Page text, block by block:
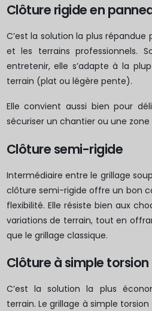
Clôture rigide en
C’est la solution la plus répandue
et les terrains professionnels.
entretenir, elle s’adapte à la
terrain (plat ou légère pente).
Elle convient aussi bien pour
sécuriser un chantier ou une zone
Clôture semi-rigide
Intermédiaire entre le grillage
clôture semi-rigide offre un bon
flexibilité. Elle résiste bien aux
variations de terrain, tout en
que le grillage classique.
Clôture à simple torsion
C’est la solution la plus
terrain. Le grillage à simple